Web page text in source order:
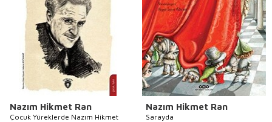
Nazım Hikmet Ran
Çocuk Yüreklerde Nazım Hikmet
Nazım Hikmet Ran
Sarayda